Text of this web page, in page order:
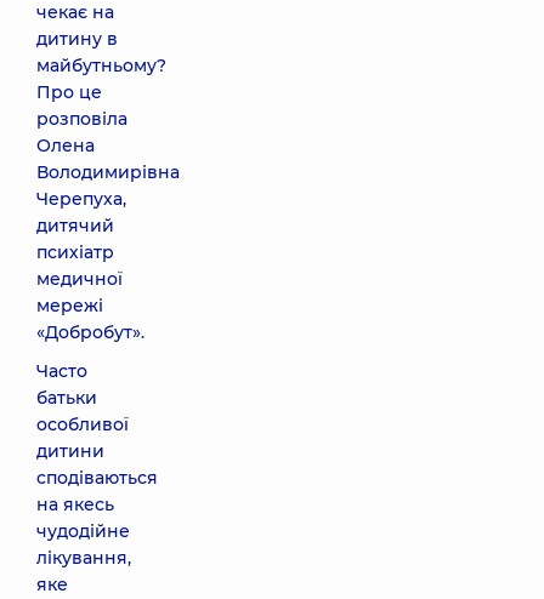
чекає на
дитину в
майбутньому?
Про це
розповіла
Олена
Володимирівна
Черепуха,
дитячий
психіатр
медичної
мережі
«Добробут».
Часто
батьки
особливої
дитини
сподіваються
на якесь
чудодійне
лікування,
яке